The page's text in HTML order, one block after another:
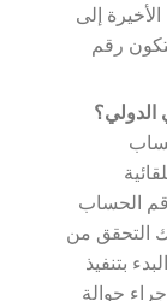
إلى
رقم
الحساب
التحقق من
بتنفيذ
حوالة